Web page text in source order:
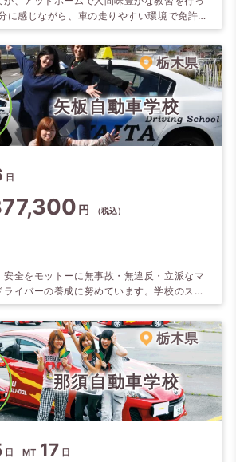
に感じながら、車の走りやすい環境で免許を
ンアウトレットまで車でわずか5分という
からは、普通教習車が全て新車（スバル イ
す。 より楽しく！よりわかりやすく！をモッ
ります。
栃木県
矢板自動車学校
日
円 （税込）
全をモットーに無事故・無違反・立派なマ
イバーの養成に努めています。学校のスタ
も、皆様の快適を重視。ホテルの料理長が
るう夕食も好評ですよ。 ホテル周辺施設充
徒歩1～2 分です。
栃木県
那須自動車学校
日 MT 17 日